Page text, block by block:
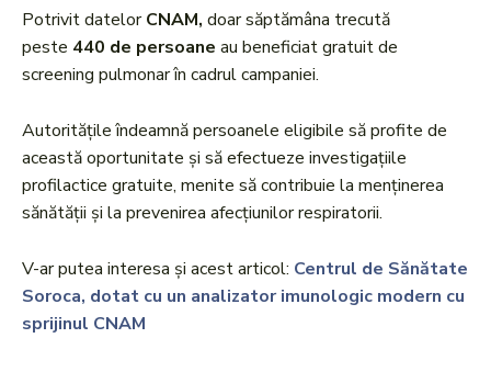
Potrivit datelorCNAM, doar săptămâna trecută
peste 440 de persoane au beneficiat gratuit de
screening pulmonar în cadrul campaniei.
Autoritățile îndeamnă persoanele eligibile să profite de
această oportunitate și să efectueze investigațiile
profilactice gratuite, menite să contribuie la menținerea
sănătății și la prevenirea afecțiunilor respiratorii.
V-ar putea interesa și acest articol: Centrul de Sănătate
Soroca, dotat cu un analizator imunologic modern cu
sprijinul CNAM